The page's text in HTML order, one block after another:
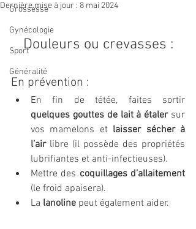
Grossesse
Gynécologie
Sport
Généralité
Dernière mise à jour : 8 mai 2024
Douleurs ou crevasses :
En prévention :
quelques gouttes de lait à étaler sur
vos mamelons et laisser sécher à
l’air libre (il possède des propriétés
lubrifiantes et anti-infectieuses).
Mettre des coquillages d’allaitement
(le froid apaisera).
La lanoline peut également aider.